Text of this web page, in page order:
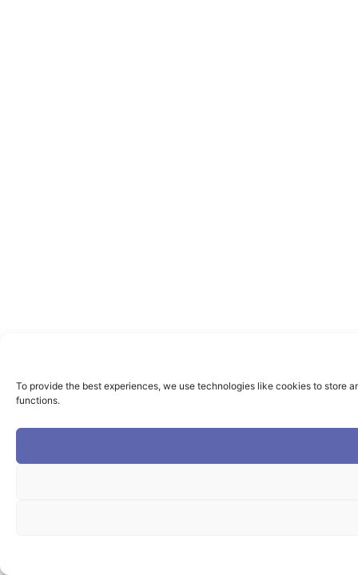
To provide the best experiences, we use technologies like cookies to store
functions.